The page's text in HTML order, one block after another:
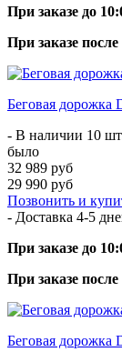
При заказе до
При заказе после
Беговая дорожка
- В наличии 10
было
32 989 руб
29 990 руб
Позвонить и
- Доставка 4-5
При заказе до
При заказе после
Беговая дорожка